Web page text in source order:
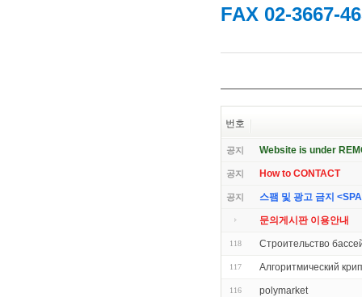
FAX 02-3667-
번호
공지 Website is under
공지 How to CONTACT
공지 스팸 및 광고 금지
문의게시판 이용안내
118 Строительство
117 Алгоритмический
116 polymarket